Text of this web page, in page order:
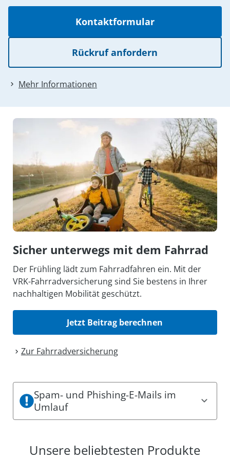
Kontaktformular
Rückruf anfordern
Mehr Informationen
Sicher unterwegs mit dem Fahrrad
Der Frühling lädt zum Fahrradfahren ein. Mit der
VRK-Fahrradversicherung sind Sie bestens in Ihrer
nachhaltigen Mobilität geschützt.
Jetzt Beitrag berechnen
Zur Fahrrad­versicherung
Spam- und Phishing-E-Mails im
Umlauf
erwecken, offizielle Mitteilungen des VRK zu sein.
Unsere beliebtesten Produkte